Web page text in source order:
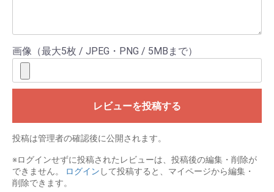
画像（最大5枚 / JPEG・PNG / 5MBまで）
レビューを投稿する
投稿は管理者の確認後に公開されます。
※ログインせずに投稿されたレビューは、投稿後の編集・削除が
できません。
ログイン して投稿すると、マイページから編集・
削除できます。